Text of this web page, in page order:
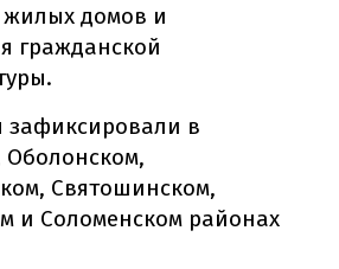
домов и
гражданской
зафиксировали в
Оболонском,
Святошинском,
и Соломенском районах